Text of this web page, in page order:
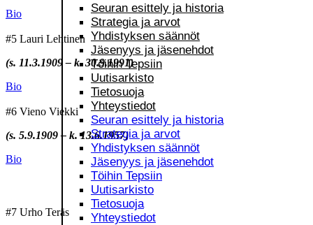
Seuran esittely ja historia
Strategia ja arvot
Yhdistyksen säännöt
Jäsenyys ja jäsenehdot
Töihin Tepsiin
Uutisarkisto
Tietosuoja
Yhteystiedot
Seuran esittely ja historia
Strategia ja arvot
Yhdistyksen säännöt
Jäsenyys ja jäsenehdot
Töihin Tepsiin
Uutisarkisto
Tietosuoja
Yhteystiedot
Bio
#5 Lauri Lehtinen
(s. 11.3.1909 – k. 30.9.1991)
Bio
#6 Vieno Viekki
(s. 5.9.1909 – k. 13.6.1957)
Bio
#7 Urho Teräs